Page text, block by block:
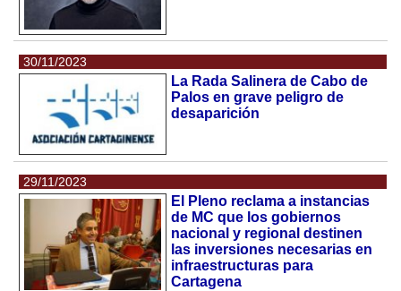
30/11/2023
La Rada Salinera de Cabo de
Palos en grave peligro de
desaparición
29/11/2023
El Pleno reclama a instancias
de MC que los gobiernos
nacional y regional destinen
las inversiones necesarias en
infraestructuras para
Cartagena